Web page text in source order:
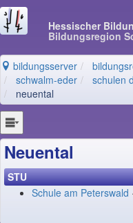
Hessischer
Bildungsregion
bildungsserver
schwalm-eder
schulen
neuental
Neuental
STU
Schule am Peterswald